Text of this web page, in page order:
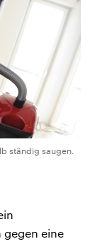
ständig saugen.
gegen eine